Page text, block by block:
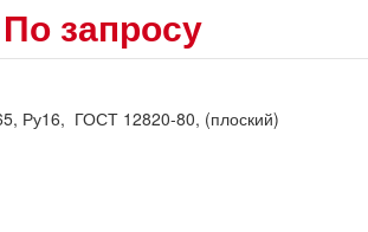
По запросу
Ру16, ГОСТ 12820-80, (плоский)